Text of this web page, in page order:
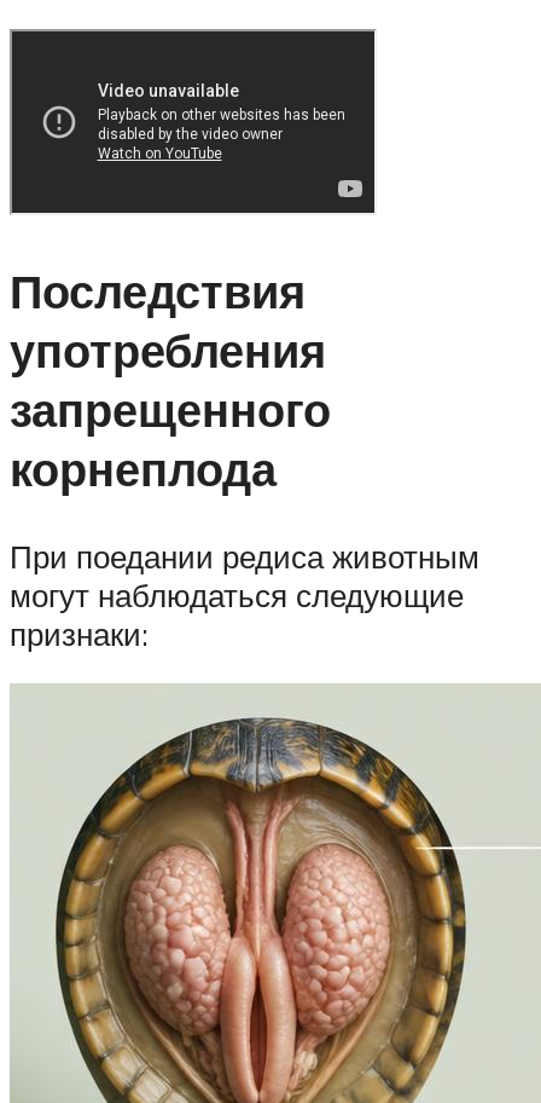
Последствия
употребления
запрещенного
корнеплода
При поедании редиса животным
могут наблюдаться следующие
признаки: